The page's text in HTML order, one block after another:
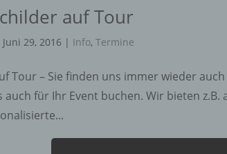
auf Tour
Juni 29, 2016 | Info,Termine
Tour – Sie finden uns immer wieder
auch für Ihr Event buchen. Wir bieten